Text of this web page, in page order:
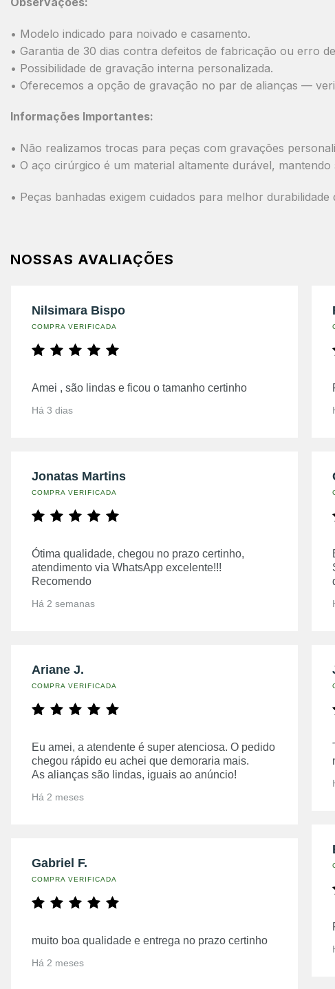
• Modelo indicado para noivado e casamento.
• Garantia de 30 dias contra defeitos de fabricação ou erro
• Possibilidade de gravação interna personalizada.
• Oferecemos a opção de gravação no par de alianças —
Informações Importantes:
• Não realizamos trocas para peças com gravações
• O aço cirúrgico é um material altamente durável,
• Peças banhadas exigem cuidados para melhor
NOSSAS AVALIAÇÕES
Nilsimara Bispo
COMPRA VERIFICADA
Amei , são lindas e ficou o tamanho certinho
Há 3 dias
Jonatas Martins
COMPRA VERIFICADA
Ótima qualidade, chegou no prazo certinho,
atendimento via WhatsApp excelente!!!
Recomendo
Há 2 semanas
Ariane J.
COMPRA VERIFICADA
Eu amei, a atendente é super atenciosa. O pedido
chegou rápido eu achei que demoraria mais.
As alianças são lindas, iguais ao anúncio!
Há 2 meses
Gabriel F.
COMPRA VERIFICADA
muito boa qualidade e entrega no prazo certinho
Há 2 meses